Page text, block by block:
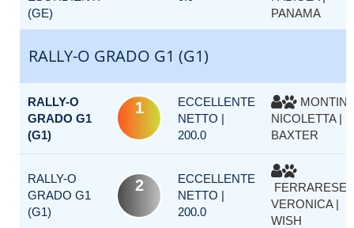
(GE)
PANAMA
RALLY-O GRADO G1 (G1)
RALLY-O
GRADO G1
(G1)
1
ECCELLENTE
NETTO |
200.0
MONTIN
NICOLETTA |
BAXTER
RALLY-O
GRADO G1
(G1)
2
ECCELLENTE
NETTO |
200.0
FERRARESE
VERONICA |
WISH